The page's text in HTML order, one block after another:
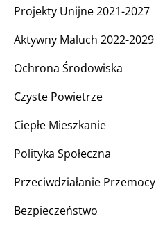
Projekty Unijne 2021-2027
Aktywny Maluch 2022-2029
Ochrona Środowiska
Czyste Powietrze
Ciepłe Mieszkanie
Polityka Społeczna
Przeciwdziałanie Przemocy
Bezpieczeństwo